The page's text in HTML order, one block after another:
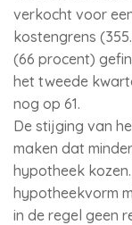
verkocht voor
kostengrens
(66 procent)
het tweede
nog op 61.
De stijging van
maken dat
hypotheek
hypotheekvorm
in de regel geen